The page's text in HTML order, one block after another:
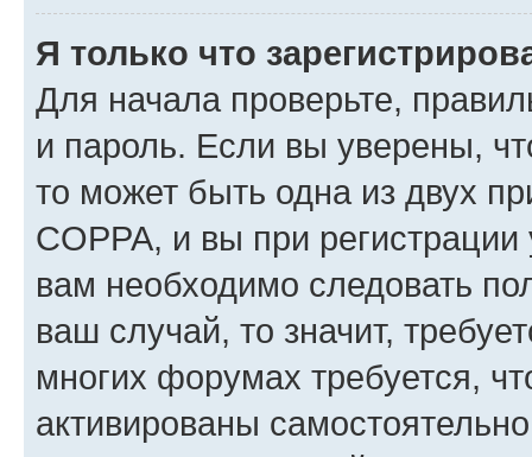
Я только что
Для начала проверьте,
и пароль. Если вы уверены,
то может быть одна из двух
COPPA, и вы при
вам необходимо следовать
ваш случай, то значит,
многих форумах требуется,
активированы